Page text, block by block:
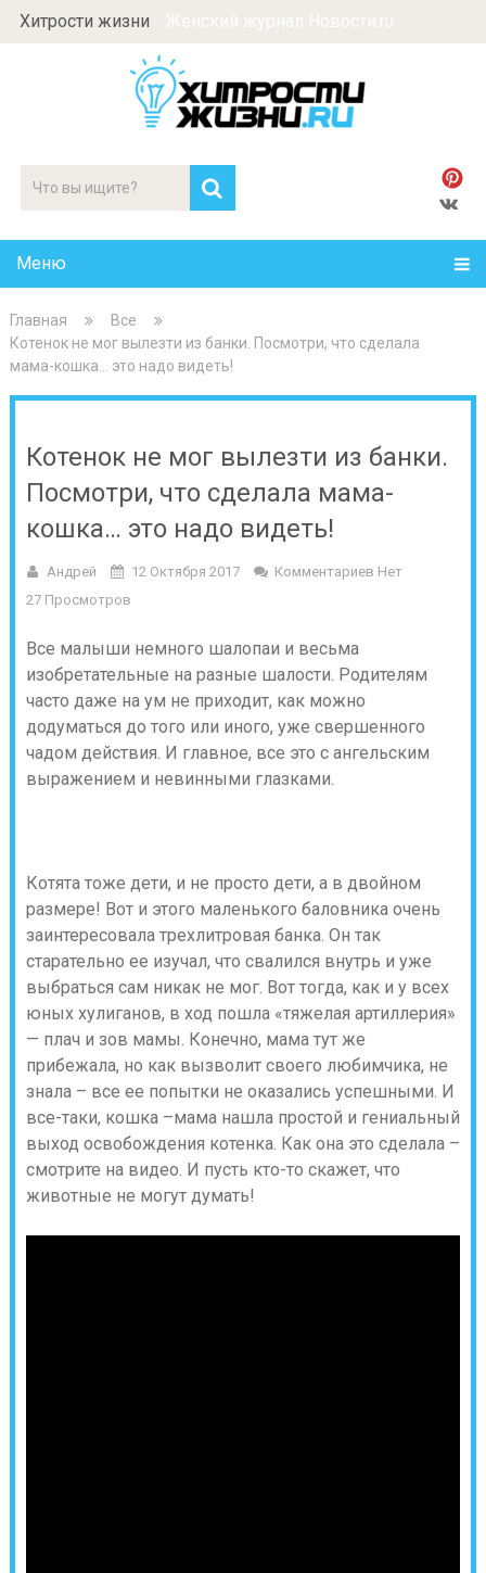
Хитрости жизни
Меню
Главная
Все
Котенок не мог вылезти из банки. Посмотри, что сделала
мама-кошка… это надо видеть!
Котенок не мог вылезти из банки.
Посмотри, что сделала мама-
кошка… это надо видеть!
Андрей 12 Октября 2017
Комментариев Нет
27 Просмотров
Все малыши немного шалопаи и весьма
изобретательные на разные шалости. Родителям
часто даже на ум не приходит, как можно
додуматься до того или иного, уже свершенного
чадом действия. И главное, все это с ангельским
выражением и невинными глазками.
Котята тоже дети, и не просто дети, а в двойном
размере! Вот и этого маленького баловника очень
заинтересовала трехлитровая банка. Он так
старательно ее изучал, что свалился внутрь и уже
выбраться сам никак не мог. Вот тогда, как и у всех
юных хулиганов, в ход пошла «тяжелая артиллерия»
— плач и зов мамы. Конечно, мама тут же
прибежала, но как вызволит своего любимчика, не
знала – все ее попытки не оказались успешными. И
все-таки, кошка –мама нашла простой и гениальный
выход освобождения котенка. Как она это сделала –
смотрите на видео. И пусть кто-то скажет, что
животные не могут думать!